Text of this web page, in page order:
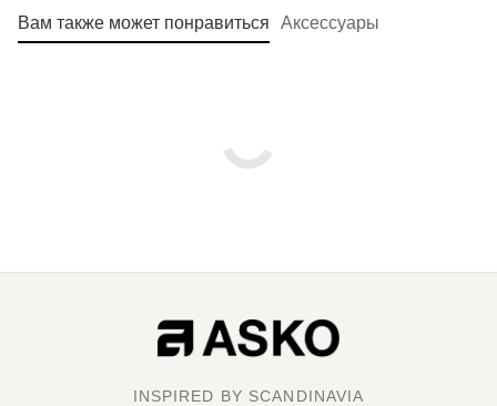
Вам также может понравиться Аксессуары
INSPIRED BY SCANDINAVIA